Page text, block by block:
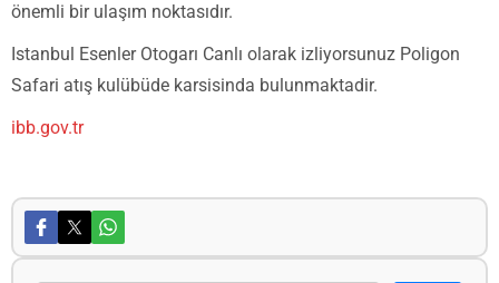
önemli bir ulaşım noktasıdır.
Istanbul Esenler Otogarı Canlı olarak izliyorsunuz Poligon
Safari atış kulübüde karsisinda bulunmaktadir.
ibb.gov.tr